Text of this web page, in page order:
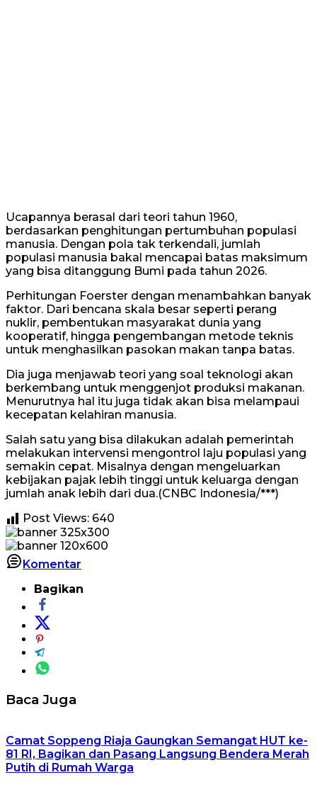
Ucapannya berasal dari teori tahun 1960,
berdasarkan penghitungan pertumbuhan populasi
manusia. Dengan pola tak terkendali, jumlah
populasi manusia bakal mencapai batas maksimum
yang bisa ditanggung Bumi pada tahun 2026.
Perhitungan Foerster dengan menambahkan banyak
faktor. Dari bencana skala besar seperti perang
nuklir, pembentukan masyarakat dunia yang
kooperatif, hingga pengembangan metode teknis
untuk menghasilkan pasokan makan tanpa batas.
Dia juga menjawab teori yang soal teknologi akan
berkembang untuk menggenjot produksi makanan.
Menurutnya hal itu juga tidak akan bisa melampaui
kecepatan kelahiran manusia.
Salah satu yang bisa dilakukan adalah pemerintah
melakukan intervensi mengontrol laju populasi yang
semakin cepat. Misalnya dengan mengeluarkan
kebijakan pajak lebih tinggi untuk keluarga dengan
jumlah anak lebih dari dua.(CNBC Indonesia/***)
Post Views: 640
Komentar
Bagikan
Baca Juga
Camat Soppeng Riaja Gaungkan Semangat HUT ke-
81 RI, Bagikan dan Pasang Langsung Bendera Merah
Putih di Rumah Warga